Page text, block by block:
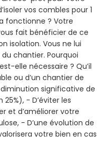
vos combles pour 1
fonctionne ? Votre
fait bénéficier de ce
isolation. Vous ne lui
du chantier. Pourquoi
est-elle nécessaire ? Qu’il
ou d’un chantier de
significative de
- D’éviter les
et d’améliorer votre
- D’une évolution de
votre bien en cas